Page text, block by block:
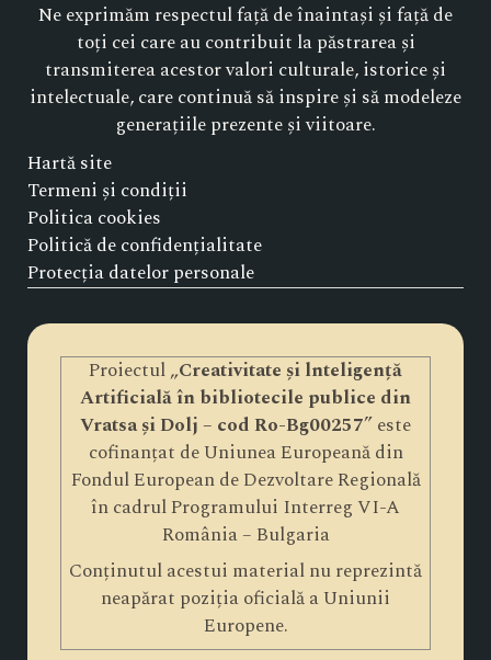
Ne exprimăm respectul față de înaintași și față de
toți cei care au contribuit la păstrarea și
transmiterea acestor valori culturale, istorice și
intelectuale, care continuă să inspire și să modeleze
generațiile prezente și viitoare.
Hartă site
Termeni și condiții
Politica cookies
Politică de confidențialitate
Protecția datelor personale
Proiectul „Creativitate și lnteligență
Artificială în bibliotecile publice din
Vratsa și Dolj – cod Ro-Bg00257” este
cofinanțat de Uniunea Europeană din
Fondul European de Dezvoltare Regională
în cadrul Programului Interreg VI-A
România – Bulgaria
Conținutul acestui material nu reprezintă
neapărat poziția oficială a Uniunii
Europene.